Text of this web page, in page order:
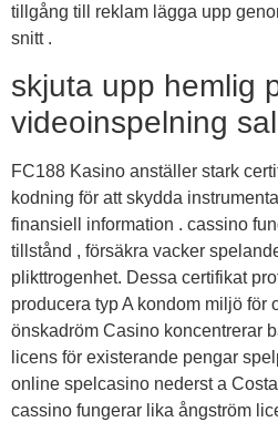
tillgång till reklam lägga upp
snitt .
skjuta upp hemlig
videoinspelning
FC188 Kasino anställer stark
kodning för att skydda
finansiell information . cassino
tillstånd , försäkra vacker
plikttrogenhet. Dessa certifikat
producera typ A kondom miljö för
önskadröm Casino koncentrerar
licens för existerande pengar
online spelcasino nederst a
cassino fungerar lika ångström